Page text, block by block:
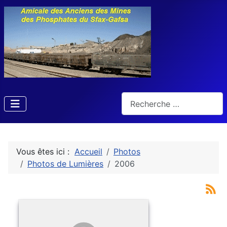
Vous êtes ici : Accueil
Photos
Photos de Lumières
2006